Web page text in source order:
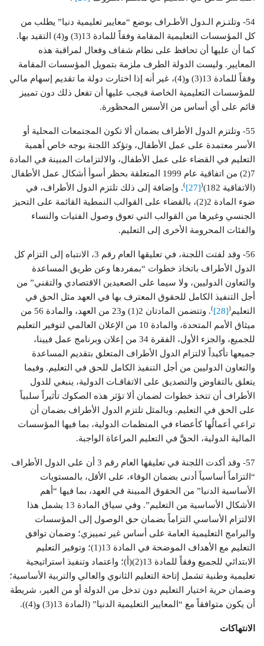
54- وتلتـزم الـدول الأطـراف بوضع “معايير تعليمية دنيا” يطلب من
كل المؤسسات التعليمية المقامة وفقاً للمادة 13(3) و(4) التقيد بها.
كما أن عليها أن تحافظ على نظام شفاف وفعال لمراقبة هذه
المعايير. وليست الدولة الطرف ملزمة بتمويل المؤسسات المقامة
وفقاً للمادة 13(3) و(4)، غير أنه إذا اختارت دولة ما تقديم إسهام مالي
للمؤسسات التعليمية الخاصة فيجب عليها أن تفعل ذلك دون تمييز
قائم على أي أساس من الأسس المحظورة.
55- وتلتزم الدول الأطراف بضمان ألا تكون المجتمعات المحلية أو
الأسر معتمدة على عمل الأطفال، وتؤكد اللجنة بوجه خاص أهمية
التعليم في القضاء على عمل الأطفال، والالتزامات المبينة في المادة
7(2) من اتفاقية عام 1999 المتعلقة بحظر أسوأ أشكال عمل الأطفال
(الاتفاقية 182)
(
[27]
). وإضافة إلى ذلك تلتزم الدول الأطراف، في
ضوء المادة 2(2)، بالقضاء على القوالب النمطية القائمة على التحيز
الجنسي وغيرها من القوالب التي تعوق وصول الفتيات والنساء
والفئات المحرومة الأخرى إلى التعليم.
56- وقد لفتت اللجنة، في تعليقها العام رقم 3، الانتباه إلى التزام كل
الدول الأطراف باتخاذ خطوات “بمفردها وعن طريق المساعدة
والتعاون الدوليين، ولا سيما على الصعيدين الاقتصادي والتقني” من
أجل التنفيذ الكامل للحقوق المعترف بها في العهد مثل الحق في
التعليم(
[28]
)
. وتتضمن المادتان 2(1) و23 من العهد، والمادة 56 من
ميثاق الأمم المتحدة، والمادة 10 من الإعلان العالمي لتوفير التعليم
للجميع، والجزء الأول، الفقرة 34 من إعلان وبرنامج عمل فيينا،
جميعها تأكيداً لالتزام الدول الأطراف المتعلق بتقديم المساعدة
والتعاون الدوليين من أجل التنفيذ الكامل للحق في التعليم. وفيما
يتعلق بالتفاوض والتصديق على الاتفاقـات الدولية، ينبغي للدول
الأطراف أن تتخذ خطوات لضمان ألا تؤثر هذه الصكوك تأثيراً سلبياً
على الحق في التعليم. وبالمثل تلتزم الدول الأطراف بضمان أن
تراعي أعمالُها كأعضاء في المنظمات الدولية، بما فيها المؤسسات
المالية الدولية، الحقَّ في التعليم المراعاة الواجبة.
57- وقد أكدت اللجنة في تعليقها العام رقم 3 أن على الدول الأطراف
“التزاماً أساسياً أدنى بضمان الوفاء، على الأقل، بالمستويات
الأساسية الدنيا” من الحقوق المبينة في العهد، بما فيها “أهم
الأشكال الأساسية من التعليم”. وفي سياق المادة 13 يشمل هذا
الالتزام الأساسي التزاماً بضمان حق الوصول إلى المؤسسات
والبرامج التعليمية العامة على أساس غير تمييزي؛ وضمان توافق
التعليم مع الأهداف الموضحة في المادة 13(1)؛ وتوفير التعليم
الابتدائي للجميع وفقاً للمادة 13(2)(أ)؛ واعتماد وتنفيذ استراتيجية
تعليمية وطنية تشمل إتاحة التعليم الثانوي والعالي والتربية الأساسية؛
وضمان حرية اختيار التعليم دون تدخل من الدولة أو من الغير، شريطة
أن يكون متوافقاً مع “المعايير التعليمية الدنيا” (المادة 13(3) و(4)).
الانتهاكات